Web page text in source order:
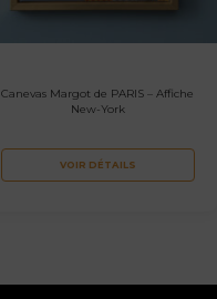
Canevas Margot de PARIS – Affiche
New-York
VOIR DÉTAILS